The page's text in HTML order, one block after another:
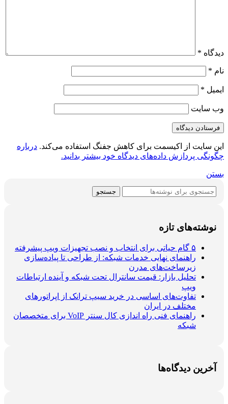
دیدگاه *
نام *
ایمیل *
وب‌ سایت
این سایت از اکیسمت برای کاهش جفنگ استفاده می‌کند. درباره
چگونگی پردازش داده‌های دیدگاه خود بیشتر بدانید.
بستن
جستجو
نوشته‌های تازه
۵ گام حیاتی برای انتخاب و نصب تجهیزات ویپ پیشرفته
راهنمای نهایی خدمات شبکه: از طراحی تا پیاده‌سازی
زیرساخت‌های مدرن
تحلیل بازار: قیمت سانترال تحت شبکه و آینده ارتباطات
ویپ
تفاوت‌های اساسی در خرید سیپ ترانک از اپراتورهای
مختلف در ایران
راهنمای فنی راه اندازی کال سنتر VoIP برای متخصصان
شبکه
آخرین دیدگاه‌ها